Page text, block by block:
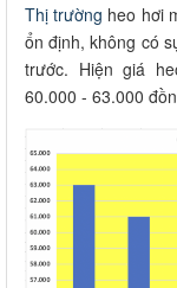
Thị trường heo hơi
ổn định, không có
trước. Hiện giá
60.000 - 63.000